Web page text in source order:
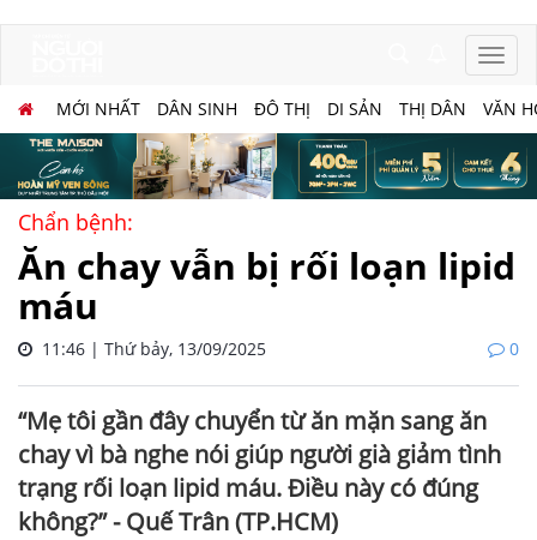
MỚI NHẤT DÂN SINH ĐÔ THỊ DI SẢN THỊ DÂN VĂN
Chẩn bệnh:
Ăn chay vẫn bị rối loạn lipid
máu
11:46 | Thứ bảy, 13/09/2025 0
“Mẹ tôi gần đây chuyển từ ăn mặn sang ăn
chay vì bà nghe nói giúp người già giảm tình
trạng rối loạn lipid máu. Điều này có đúng
không?” - Quế Trân (TP.HCM)